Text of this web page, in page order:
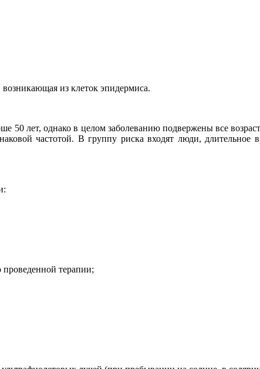
возникающая из клеток эпидермиса.
50 лет, однако в целом заболеванию подвержены все
частотой. В группу риска входят люди,
терапии;